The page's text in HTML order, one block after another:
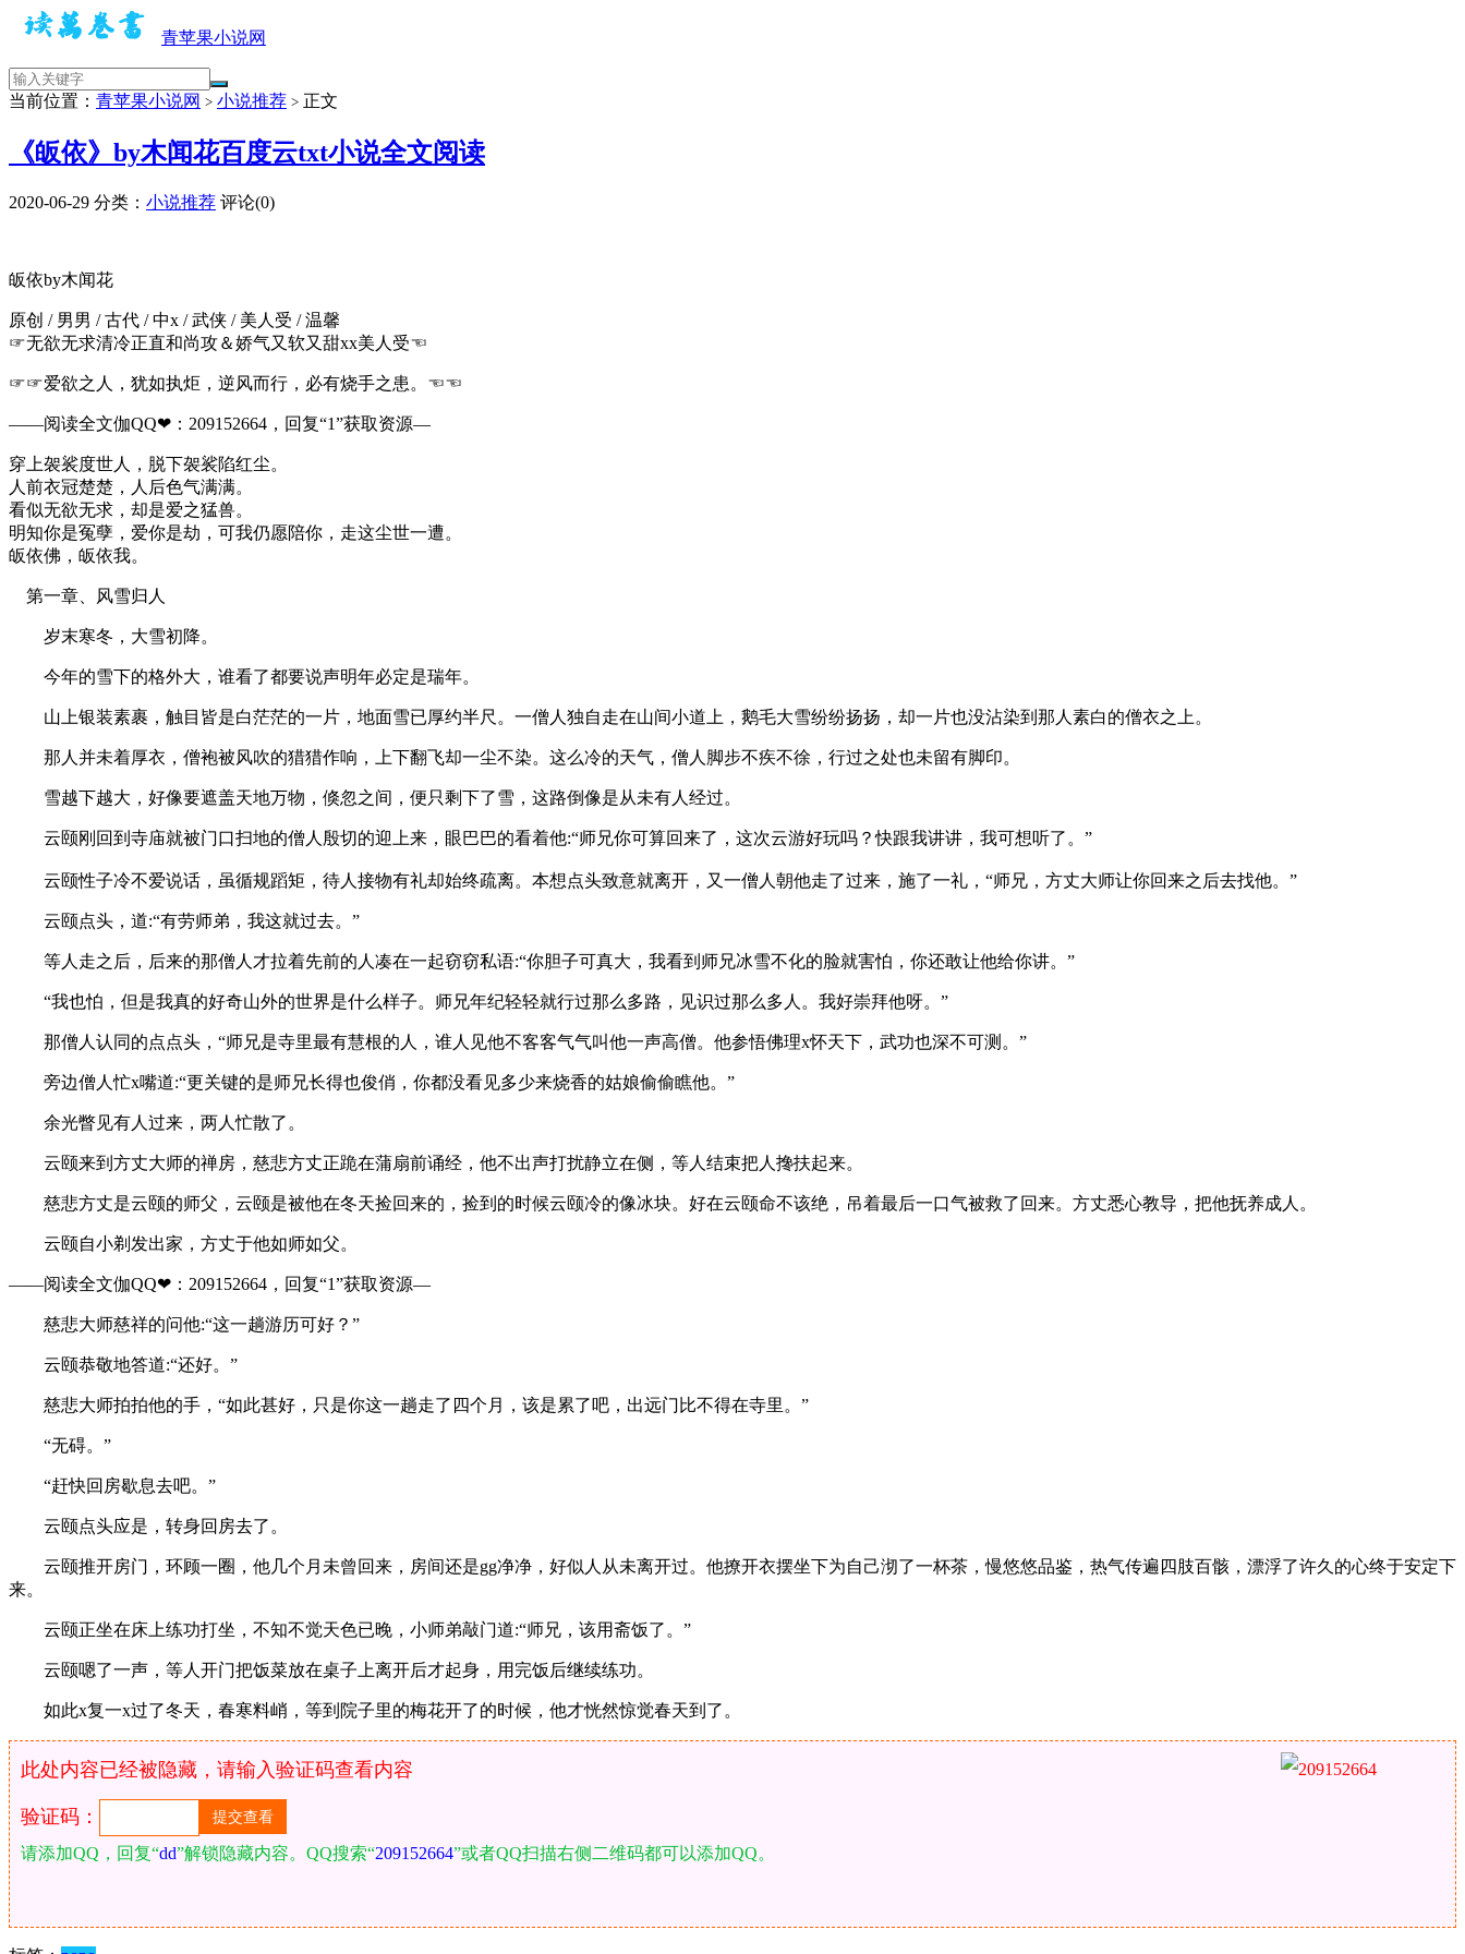
青苹果小说网
当前位置： 青苹果小说网 > 小说推荐 > 正文
《皈依》by木闻花百度云txt小说全文阅读
2020-06-29 分类： 小说推荐 评论(0)
皈依by木闻花
原创 / 男男 / 古代 / 中x / 武侠 / 美人受 / 温馨
☞无欲无求清冷正直和尚攻＆娇气又软又甜xx美人受☜
☞☞爱欲之人，犹如执炬，逆风而行，必有烧手之患。☜☜
——阅读全文伽QQ❤：209152664，回复“1”获取资源—
穿上袈裟度世人，脱下袈裟陷红尘。
人前衣冠楚楚，人后色气满满。
看似无欲无求，却是爱之猛兽。
明知你是冤孽，爱你是劫，可我仍愿陪你，走这尘世一遭。
皈依佛，皈依我。
第一章、风雪归人
岁末寒冬，大雪初降。
今年的雪下的格外大，谁看了都要说声明年必定是瑞年。​
山上银装素裹，触目皆是白茫茫的一片​，地面雪已厚约半尺。一僧人独自走在山间小道上，鹅毛大雪纷纷扬扬，却一片也没沾染到那人素白的僧衣之上。
那人并未着厚衣，僧袍被风吹的猎猎作响，上下翻飞却一尘不染。这么冷的天气，僧人脚步不疾不徐，行过之处也未留有脚印。
雪越下越大，好像要遮盖天地万物，倏忽之间，便只剩下了雪，这路倒像是从未有人经过。
云颐刚回到寺庙就被门口扫地的僧人殷切的迎上来，眼巴巴的看着他:“师兄你可算回来了，这次云游好玩吗？快跟我讲讲，我可想听了。”
云颐性子冷不爱说话，虽循规蹈矩，待人接物有礼却始终疏离。本想点头致意就离开，又一僧人朝他走了过来，施了一礼，“师兄，方丈大师让你回来之后去找他。”
云颐点头，道:“有劳师弟，我这就过去。”
等人走之后，后来的那僧人才拉着先前的人凑在一起窃窃私语:“你胆子可真大，我看到师兄冰雪不化的脸就害怕，你还敢让他给你讲。”
“我也怕，但是我真的好奇山外的世界是什么样子。师兄年纪轻轻就行过那么多路，见识过那么多人。我好崇拜他呀。”
那僧人认同的点点头，“师兄是寺里最有慧根的人，谁人见他不客客气气叫他一声高僧。他参悟佛理x怀天下，武功也深不可测。”
旁边僧人忙x嘴道:“更关键的是师兄长得也俊俏，你都没看见多少来烧香的姑娘偷偷瞧他。”
余光瞥见有人过来，两人忙散了。
云颐来到方丈大师的禅房，慈悲方丈正跪在蒲扇前诵经，他不出声打扰静立在侧，等人结束把人搀扶起来。
慈悲方丈是云颐的师父，云颐是被他在冬天捡回来的，捡到的时候云颐冷的像冰块。好在云颐命不该绝，吊着最后一口气被救了回来。方丈悉心教导，把他抚养成人。
云颐自小剃发出家，方丈于他如师如父。
——阅读全文伽QQ❤：209152664，回复“1”获取资源—
慈悲大师慈祥的问他:“这一趟游历可好？”
云颐恭敬地答道:“还好。”
慈悲大师拍拍他的手，“如此甚好，只是你这一趟走了四个月，该是累了吧，出远门比不得在寺里。”
“无碍。”
“赶快回房歇息去吧。”
云颐点头应是，转身回房去了。
云颐推开房门，环顾一圈，他几个月未曾回来，房间还是gg净净，好似人从未离开过。他撩开衣摆坐下为自己沏了一杯茶，慢悠悠品鉴，热气传遍四肢百骸，漂浮了许久的心终于安定下
来。
云颐正坐在床上练功打坐，不知不觉天色已晚，小师弟敲门道:“师兄，该用斋饭了。”
云颐嗯了一声，等人开门把饭菜放在桌子上离开后才起身，用完饭后继续练功。
如此x复一x过了冬天，春寒料峭，等到院子里的梅花开了的时候，他才恍然惊觉春天到了。
此处内容已经被隐藏，请输入验证码查看内容
验证码：
请添加QQ，回复“dd”解锁隐藏内容。QQ搜索“209152664”或者QQ扫描右侧二维码都可以添加QQ。